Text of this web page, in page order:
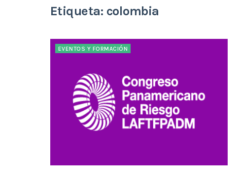
Etiqueta: colombia
EVENTOS Y FORMACIÓN